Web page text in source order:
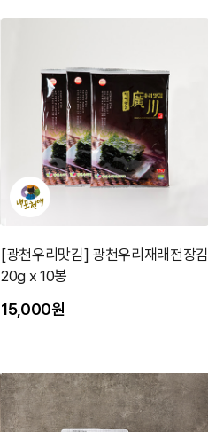
[광천우리맛김] 광천우리재래전장김
20g x 10봉
15,000원